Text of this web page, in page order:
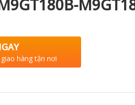
hàng tận nơi